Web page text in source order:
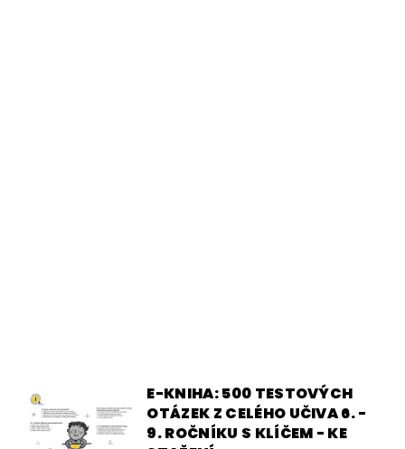
E-KNIHA: 500 TESTOVÝCH
OTÁZEK Z CELÉHO UČIVA 6. -
9. ROČNÍKU S KLÍČEM - KE